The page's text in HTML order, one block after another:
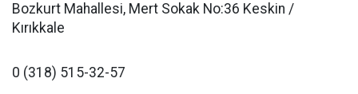
Bozkurt Mahallesi, Mert Sokak No:36 Keskin /
Kırıkkale
0 (318) 515-32-57